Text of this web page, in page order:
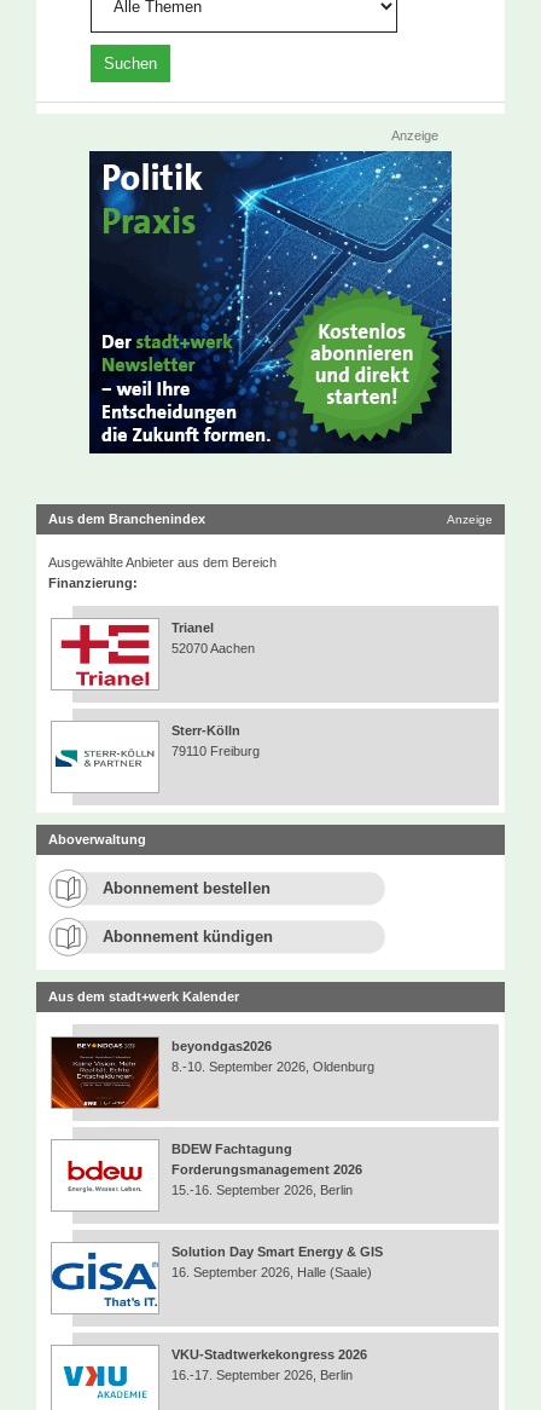
Anzeige
Aus dem Branchenindex Anzeige
Ausgewählte Anbieter aus dem Bereich
Finanzierung:
Trianel
52070 Aachen
Sterr-Kölln
79110 Freiburg
Aboverwaltung
Abonnement bestellen
Abonnement kündigen
Aus dem stadt+werk Kalender
beyondgas2026
8.-10. September 2026, Oldenburg
BDEW Fachtagung
Forderungsmanagement 2026
15.-16. September 2026, Berlin
Solution Day Smart Energy & GIS
16. September 2026, Halle (Saale)
VKU-Stadtwerkekongress 2026
16.-17. September 2026, Berlin